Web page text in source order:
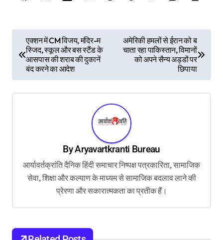
o
एक्शन में CM विजय, मंदिर-म
स्जिद, स्कूल और बस स्टैंड के
आसपास की शराब की दुकानें
बंद करने का आदेश
अमेरिकी हमलों से ईरान को ब
चाता रहा पाकिस्तान, विमानों
को अपने सैन्य अड्डों पर
छिपाया
ByAryavartkranti Bureau
आर्यावर्तक्रांति दैनिक हिंदी समाचार निष्पक्ष पत्रकारिता, सामाजिक
सेवा, शिक्षा और कल्याण के माध्यम से सामाजिक बदलाव लाने की
प्रेरणा और सकारात्मकता का प्रतीक हैं।